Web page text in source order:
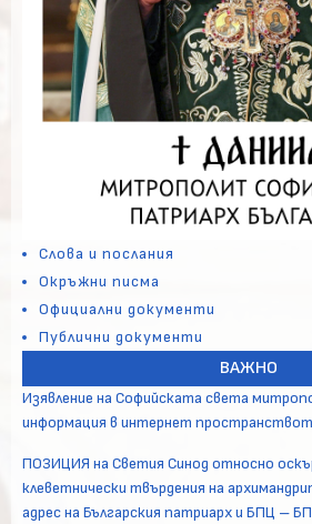
Слова и послания
Окръжни писма
Официални документи
Публични документи
ВАЖНО
Изявление на Софийската света
информация в интернет
ПОЗИЦИЯ на Светия Синод относно
клеветнически твърдения на
адрес на Българския патриарх и БПЦ – БП